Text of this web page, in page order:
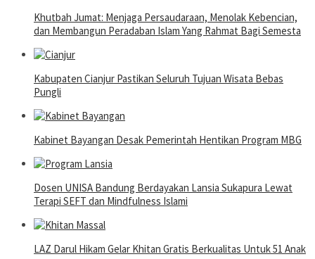
Khutbah Jumat: Menjaga Persaudaraan, Menolak Kebencian,
dan Membangun Peradaban Islam Yang Rahmat Bagi Semesta
Kabupaten Cianjur Pastikan Seluruh Tujuan Wisata Bebas
Pungli
Kabinet Bayangan Desak Pemerintah Hentikan Program MBG
Dosen UNISA Bandung Berdayakan Lansia Sukapura Lewat
Terapi SEFT dan Mindfulness Islami
LAZ Darul Hikam Gelar Khitan Gratis Berkualitas Untuk 51 Anak